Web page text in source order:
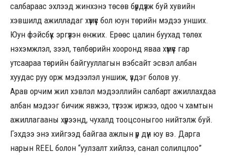
салбараас эхлээд жинхэнэ төсөв бүрдүүлж буй хувийн
хэвшилд ажилладаг хүмүүс бол юун төрийн мэдээ унших.
Юун фэйсбүүк эргүүлэн өнжих. Ерөөс цалин буухад төлөх
нэхэмжлэл, зээл, төлбөрийн хооронд яваа хүмүүс гар
утсаараа төрийн байгууллагын вэбсайт эсвэл албан
хуудас руу орж мэдээлэл уншиж, үздэг болов уу.
Арав орчим жил хэвлэл мэдээллийн салбарт ажиллахдаа
албан мэдээг бичиж явжээ, түгээж иржээ, одоо ч хамтын
ажиллагааны хүрээнд, чухалд тооцсоныгоо нийтэлж буй.
Гэхдээ энэ хийгээд байгаа ажлын үр дүн юу вэ. Дарга
нарын REEL болон “уулзалт хийлээ, санал солилцлоо”